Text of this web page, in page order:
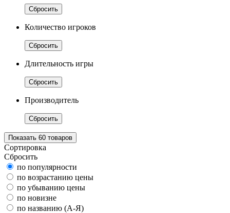
Сбросить
Количество игроков
Сбросить
Длительность игры
Сбросить
Производитель
Сбросить
Показать 60 товаров
Сортировка
Сбросить
по популярности
по возрастанию цены
по убыванию цены
по новизне
по названию (А-Я)